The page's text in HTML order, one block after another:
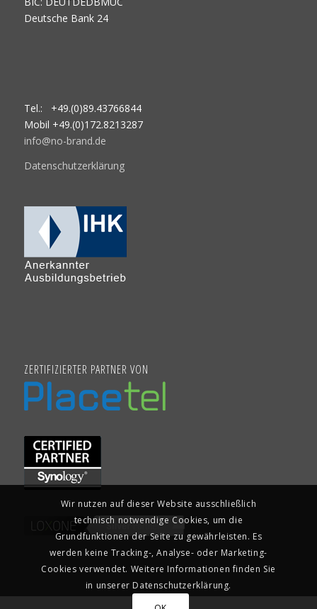
Deutsche Bank 24
Tel.: +49.(0)89.43766844
Mobil +49.(0)172.8213287
info@no-brand.de
Datenschutzerklärung
ZERTIFIZIERTER PARTNER VON
Wir nutzen auf dieser Website ausschließlich
technisch notwendige Cookies, um die
Grundfunktionen der Seite zu gewährleisten. Es
werden keine Tracking-, Analyse- oder Marketing-
Cookies verwendet. Weitere Informationen finden Sie
in unserer Datenschutzerklärung.